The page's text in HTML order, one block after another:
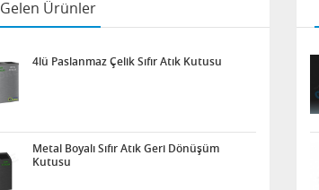
Ürünler
4lü Paslanmaz Çelik Sıfır Atık Kutusu
Metal Boyalı Sıfır Atık Geri Dönüşüm
Kutusu